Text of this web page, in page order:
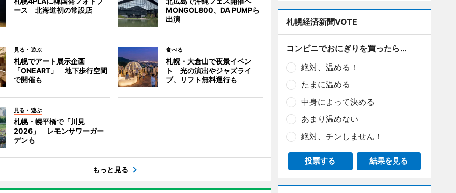
ース 北海道初の常設店
MONGOL800、DA PUMPら
出演
見る・遊ぶ
札幌でアート展示企画
「ONEART」 地下歩行空間
で開催も
食べる
札幌・大倉山で夜景イベン
ト 光の演出やジャズライ
ブ、リフト無料運行も
見る・遊ぶ
札幌・幌平橋で「川見
2026」 レモンサワーガー
デンも
もっと見る
札幌経済新聞VOTE
コンビニでおにぎりを買ったら…
絶対、温める！
たまに温める
中身によって決める
あまり温めない
絶対、チンしません！
投票する 結果を見る